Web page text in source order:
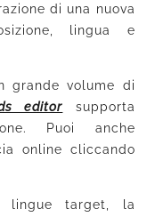
di una nuova
lingua e
grande volume di
editor supporta
Puoi anche
online cliccando
lingue target, la